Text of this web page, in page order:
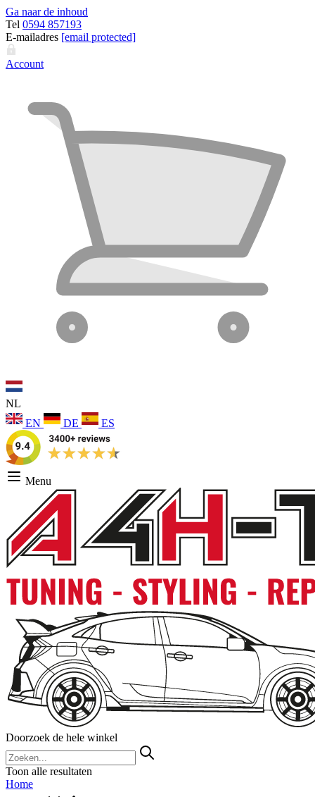
Ga naar de inhoud
Tel 0594 857193
E-mailadres [email protected]
Account
NL
EN
DE ES
Menu
Doorzoek de hele winkel
Toon alle resultaten
Home